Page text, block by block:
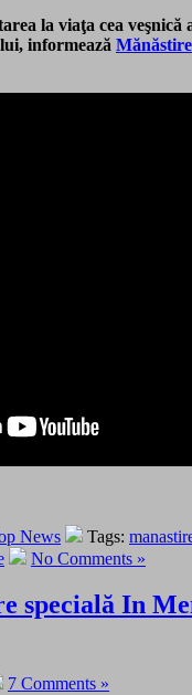
la viaţa cea veşnică
informează
News Tags:
No Comments »
specială In
7 Comments »